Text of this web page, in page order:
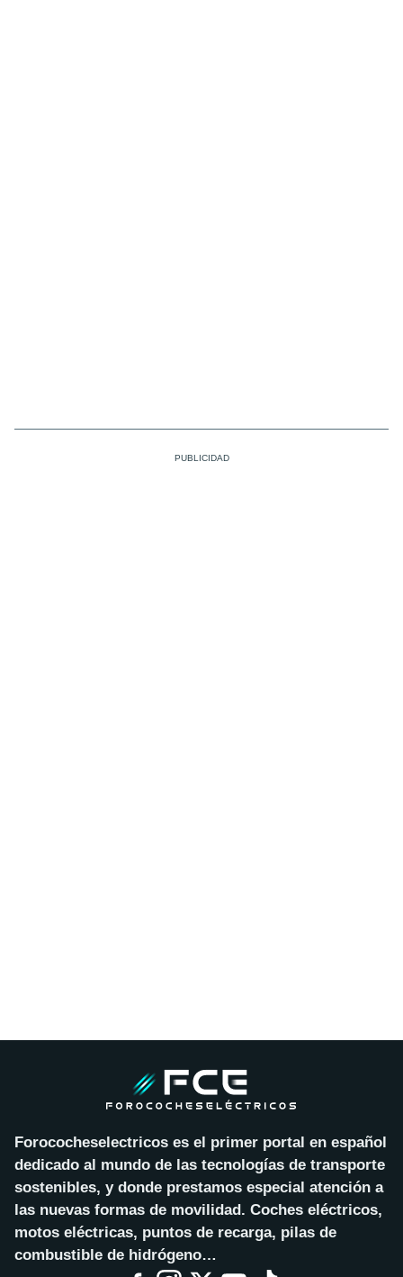
Forococheselectricos es el primer portal en español
dedicado al mundo de las tecnologías de transporte
sostenibles, y donde prestamos especial atención a
las nuevas formas de movilidad. Coches eléctricos,
motos eléctricas, puntos de recarga, pilas de
combustible de hidrógeno…